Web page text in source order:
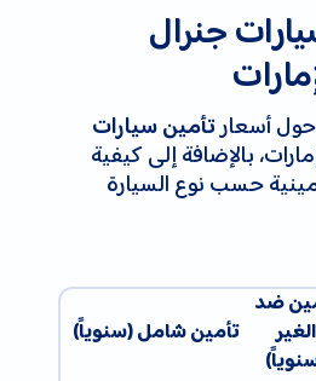
جنرال
أسعارتأمين سيارات
بالإضافة إلى كيفية
حسب نوع السيارة
ضد
الغير
تأمين شامل (سنوياً)